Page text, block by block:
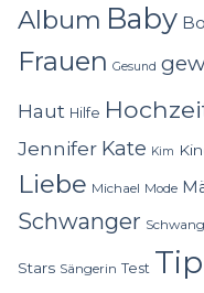
Album Baby
Frauen Gesund
Haut Hilfe
Jennifer Kate Kim
Liebe Michael Mode
Schwanger
Stars Sängerin Test